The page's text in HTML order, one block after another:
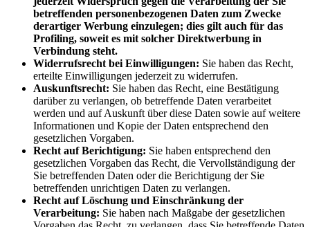
betreffenden personenbezogenen Daten zum Zwecke
derartiger Werbung einzulegen; dies gilt auch für das
Profiling, soweit es mit solcher Direktwerbung in
Verbindung steht.
Widerrufsrecht bei Einwilligungen: Sie haben das Recht,
erteilte Einwilligungen jederzeit zu widerrufen.
Auskunftsrecht: Sie haben das Recht, eine Bestätigung
darüber zu verlangen, ob betreffende Daten verarbeitet
werden und auf Auskunft über diese Daten sowie auf weitere
Informationen und Kopie der Daten entsprechend den
gesetzlichen Vorgaben.
Recht auf Berichtigung: Sie haben entsprechend den
gesetzlichen Vorgaben das Recht, die Vervollständigung der
Sie betreffenden Daten oder die Berichtigung der Sie
betreffenden unrichtigen Daten zu verlangen.
Recht auf Löschung und Einschränkung der
Verarbeitung: Sie haben nach Maßgabe der gesetzlichen